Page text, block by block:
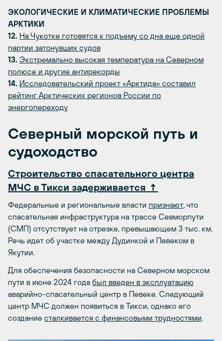
ЭКОЛОГИЧЕСКИЕ И КЛИМАТИЧЕСКИЕ ПРОБЛЕМЫ
АРКТИКИ
12. На Чукотке готовятся к подъему со дна еще одной
партии затонувших судов
13. Экстремально высокая температура на Северном
полюсе и другие антирекорды
14. Исследовательский проект «Арктида» составил
рейтинг Арктических регионов России по
энергопереходу
Северный морской путь и
судоходство
Строительство спасательного центра
МЧС в Тикси задерживается ↑
Федеральные и региональные власти признают, что
спасательная инфраструктура на трассе Севморпути
(СМП) отсутствует на отрезке, превышающем 3 тыс. км.
Речь идет об участке между Дудинкой и Певеком в
Якутии.
Для обеспечения безопасности на Северном морском
пути в июне 2024 года был введен в эксплуатацию
аварийно-спасательный центр в Певеке. Следующий
центр МЧС должен появиться в Тикси, однако его
создание сталкивается с финансовыми трудностями.